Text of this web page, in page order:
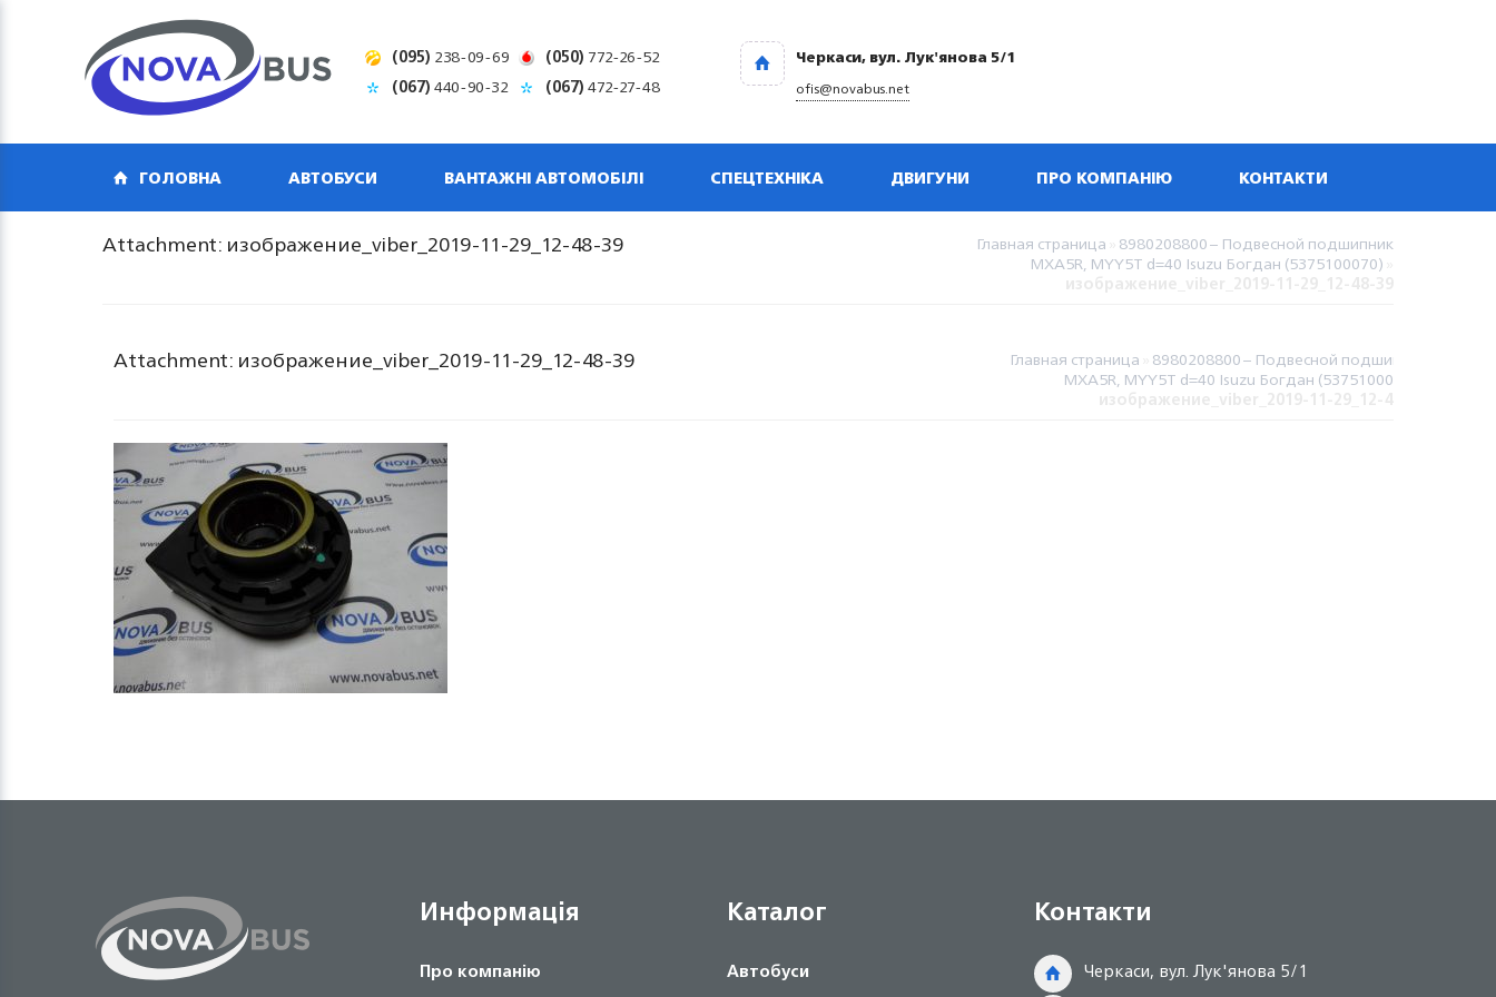
(095) 238-09-69 (050) 772-26-52
(067)440-90-32 (067)472-27-48
Черкаси, вул. Лук'янова 5/1
ofis@novabus.net
ГОЛОВНА АВТОБУСИ ВАНТАЖНІ АВТОМОБІЛІ СПЕЦТЕХНІКА ДВИГУНИ ПРО КОМПАНІЮ КОНТАКТИ
Attachment: изображение_viber_2019-11-29_12-48-39 Главная страница 8980208800 – Подвесной подшипник
MXA5R, MYY5T d=40 Isuzu Богдан (5375100070)
Attachment: изображение_viber_2019-11-29_12-48-39 Главная страница 8980208800 – Подвесной подшипник
MXA5R, MYY5T d=40 Isuzu Богдан (5375100070)
Информація
Про компанію
Каталог
Автобуси
Контакти
Черкаси, вул. Лук'янова 5/1